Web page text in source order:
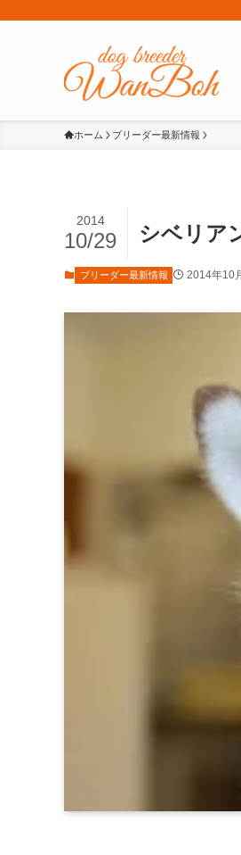
ホーム ブリーダー最新情報
シベリア
2014
10/29
ブリーダー最新情報 2014年10